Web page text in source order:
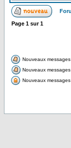
Page 1 sur1
Nouveaux messages
Nouveaux
Nouveaux